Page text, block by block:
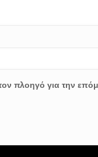
πλοηγό για την